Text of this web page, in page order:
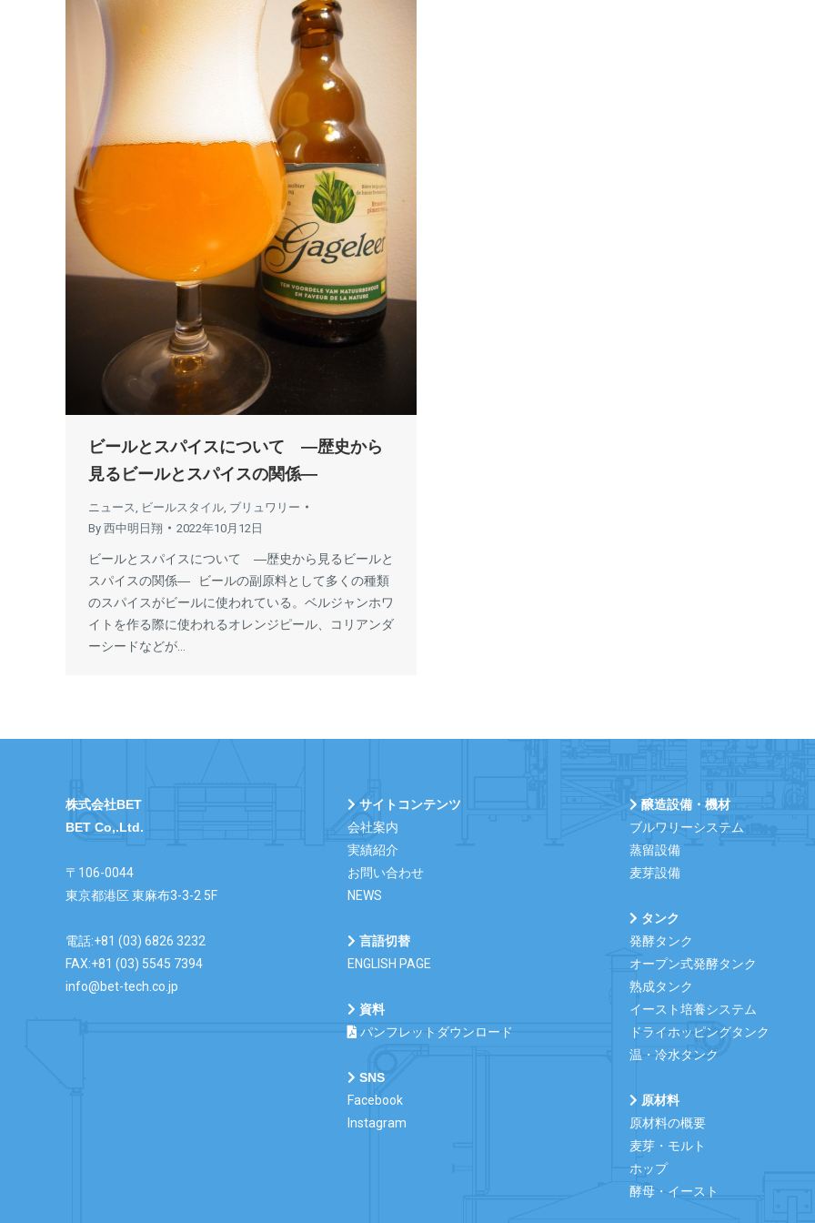
ビールとスパイスについて ―歴史から
見るビールとスパイスの関係―
ニュース ビールスタイル ブリュワリー
By 西中明日翔 2022年10月12日
ビールとスパイスについて ―歴史から見るビールと
スパイスの関係― ビールの副原料として多くの種類
のスパイスがビールに使われている。ベルジャンホワ
イトを作る際に使われるオレンジピール、コリアンダ
ーシードなどが…
株式会社BET
BET Co,.Ltd.
〒106-0044
東京都港区 東麻布3-3-2 5F
電話:+81 (03) 6826 3232
FAX:+81 (03) 5545 7394
info@bet-tech.co.jp
サイトコンテンツ
会社案内
実績紹介
お問い合わせ
NEWS
言語切替
ENGLISH PAGE
資料
パンフレットダウンロード
SNS
Facebook
Instagram
醸造設備・機材
ブルワリーシステム
蒸留設備
麦芽設備
タンク
発酵タンク
オープン式発酵タンク
熟成タンク
イースト培養システム
ドライホッピングタンク
温・冷水タンク
原材料
原材料の概要
麦芽・モルト
ホップ
酵母・イースト